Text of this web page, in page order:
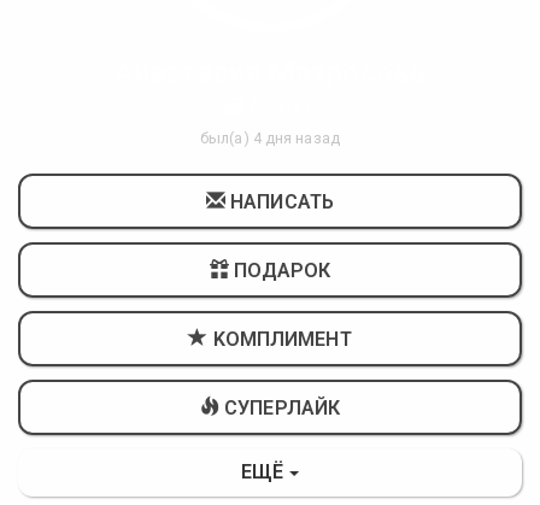
был(а) 4 дня назад
НАПИСАТЬ
ПОДАРОК
KОМПЛИМЕНТ
СУПЕРЛАЙК
ЕЩЁ